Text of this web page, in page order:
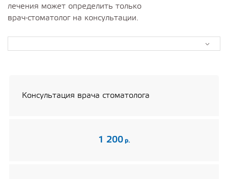
лечения может определить только
врач-стоматолог на консультации.
Консультация врача стоматолога
1 200 р.